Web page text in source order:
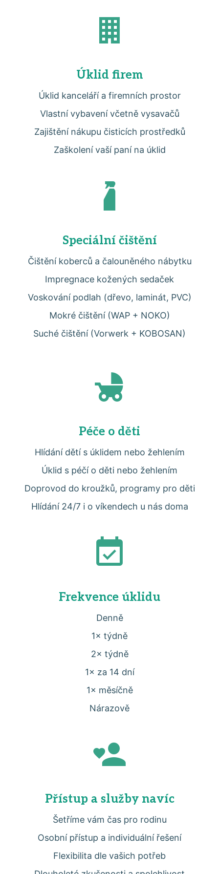
Úklid firem
Úklid kanceláří a firemních prostor
Vlastní vybavení včetně vysavačů
Zajištění nákupu čisticích prostředků
Zaškolení vaší paní na úklid
Speciální čištění
Čištění koberců a čalouněného nábytku
Impregnace kožených sedaček
Voskování podlah (dřevo, laminát, PVC)
Mokré čištění (WAP + NOKO)
Suché čištění (Vorwerk + KOBOSAN)
Péče o děti
Hlídání dětí s úklidem nebo žehlením
Úklid s péčí o děti nebo žehlením
Doprovod do kroužků, programy pro děti
Hlídání 24/7 i o víkendech u nás doma
Frekvence úklidu
Denně
1× týdně
2× týdně
1× za 14 dní
1× měsíčně
Nárazově
Přístup a služby navíc
Šetříme vám čas pro rodinu
Osobní přístup a individuální řešení
Flexibilita dle vašich potřeb